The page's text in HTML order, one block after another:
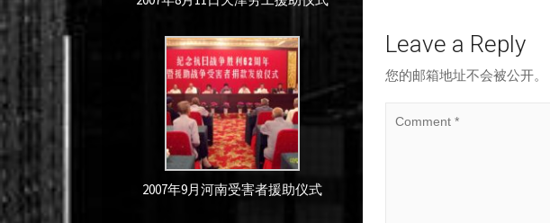
2007年9月河南受害者援助仪式
Leave a Reply
您的邮箱地址不会被公开。